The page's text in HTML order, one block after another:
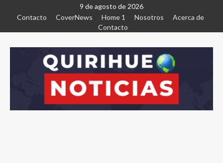
9 de agosto de 2026
Contacto
CoverNews Home 1 Nosotros
Acerca de
Contacto